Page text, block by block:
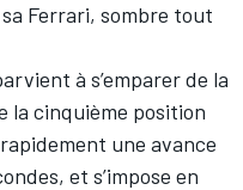
Ferrari, sombre tout
à s’emparer de la
la cinquième position
une avance
et s’impose en